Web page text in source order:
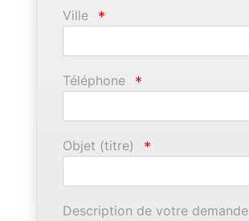
Ville *
Téléphone *
Objet (titre) *
Description de votre demande